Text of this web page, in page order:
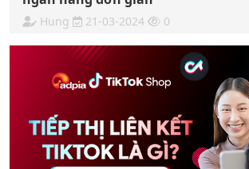
Hung 21-03-2024 0